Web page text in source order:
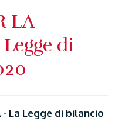
LA
di
- La Legge di bilancio